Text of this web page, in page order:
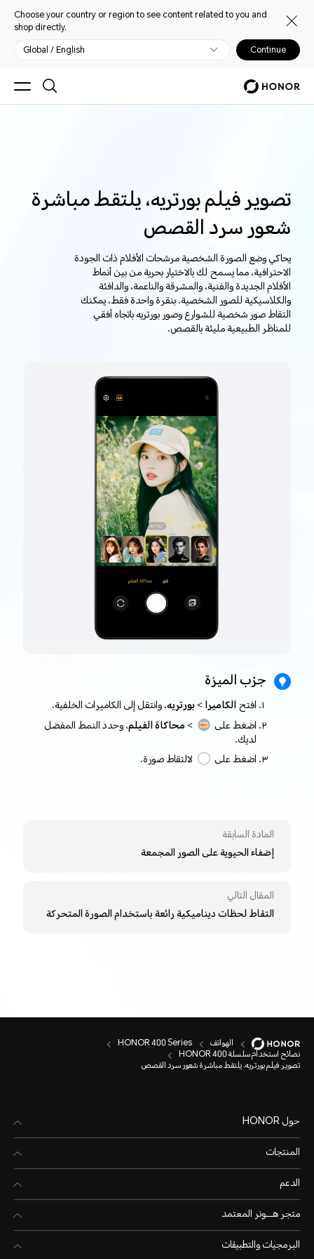
Choose your country or region to see content related to you and
shop directly.
Global / English Continue
تصوير فيلم بورتريه، يلتقط مباشرة
شعور سرد القصص
يحاكي وضع الصورة الشخصية مرشحات الأفلام ذات الجودة
الاحترافية، مما يسمح لك بالاختيار بحرية من بين أنماط
الأفلام الجديدة والفنية، والمشرقة والناعمة، والدافئة
والكلاسيكية للصور الشخصية. بنقرة واحدة فقط، يمكنك
التقاط صور شخصية للشوارع وصور بورتريه باتجاه أفقي
للمناظر الطبيعية مليئة بالقصص.
جرّب الميزة
افتحالكاميرا > بورتريه، وانتقل إلى الكاميرات الخلفية.
اضغط على
> محاكاة الفيلم، وحدد النمط المفضل
لديك.
اضغط على
لالتقاط صورة.
المادة السابقة
إضفاء الحيوية على الصور المجمعة
المقال التالي
التقاط لحظات ديناميكية رائعة باستخدام الصورة المتحركة
الهواتف HONOR 400 Series
نصائح استخدام سلسلة HONOR 400
تصوير فيلم بورتريه، يلتقط مباشرة شعور سرد القصص
حول HONOR
المنتجات
الدعم
متجر هـــونر المعتمد
البرمجيات والتطبيقات